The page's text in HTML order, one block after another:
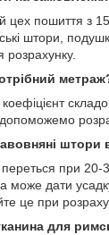
пошиття з
штори,
штори
при 20-
може дати
це при
для